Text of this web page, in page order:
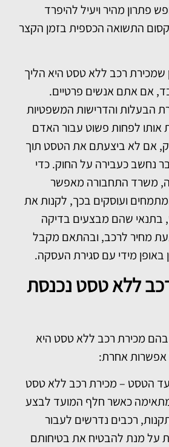
פתרון מהיר ויעיל להיפרד
התשואה הכספית בזמן הקצר
שמכירת רכב ללא טסט היא הליך
אם אתם אנשים פרטיים.
הבעלות והדרישות המשפטיות
אותו לפחות פשוט עבור האדם
אם לא ביצעתם את הטסט תוך
נחשב כעבירה על החוק. כדי
משרד התחבורה מאפשר
ועוסקים בכך, לקנות את
בתנאי שהם מבצעים בדיקה
מחיר לרכב, ובהתאם מקבל
באופן מידי עם סגירת העסקה.
ללא טסט נכנסת
מכירת רכב ללא טסט היא
אפשרות אחרת:
הטסט – מכירת רכב ללא טסט
כאשר חלף המועד לבצע
רכבים נדרשים לעבור
על מנת להבטיח את בטיחותם